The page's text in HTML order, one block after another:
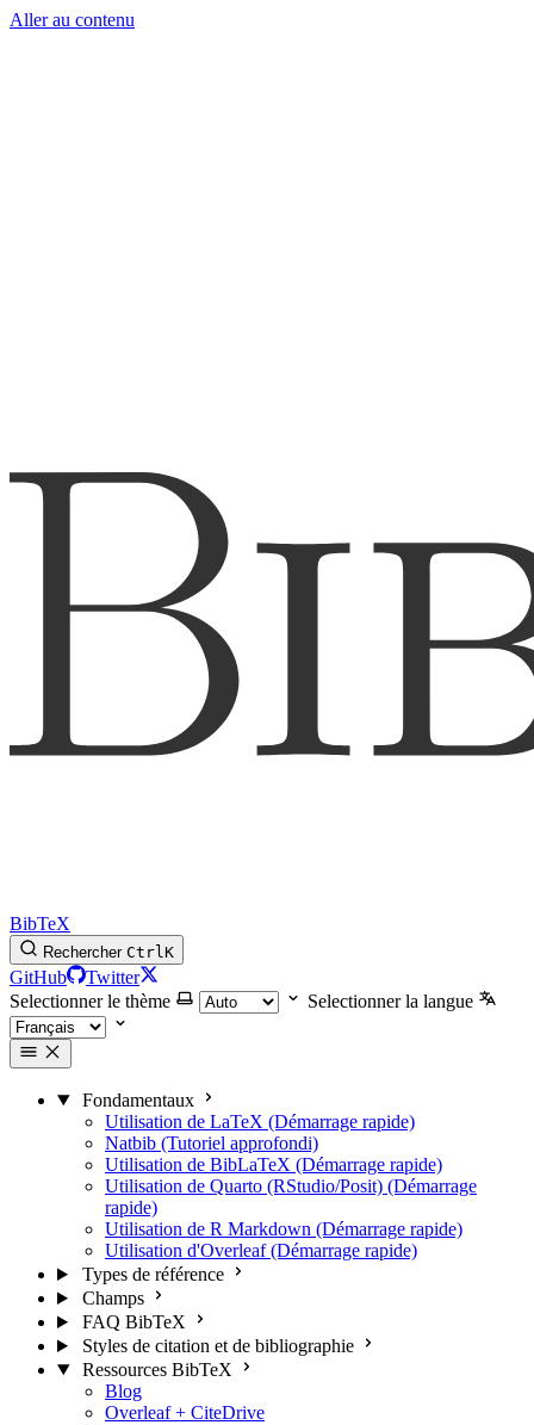
Aller au contenu
BibTeX
Rechercher CtrlK
GitHub
Twitter
Selectionner le thème
Selectionner la langue
Fondamentaux
Utilisation de LaTeX (Démarrage rapide)
Natbib (Tutoriel approfondi)
Utilisation de BibLaTeX (Démarrage rapide)
Utilisation de Quarto (RStudio/Posit) (Démarrage
rapide)
Utilisation de R Markdown (Démarrage rapide)
Utilisation d'Overleaf (Démarrage rapide)
Types de référence
Champs
FAQ BibTeX
Styles de citation et de bibliographie
Ressources BibTeX
Blog
Overleaf + CiteDrive